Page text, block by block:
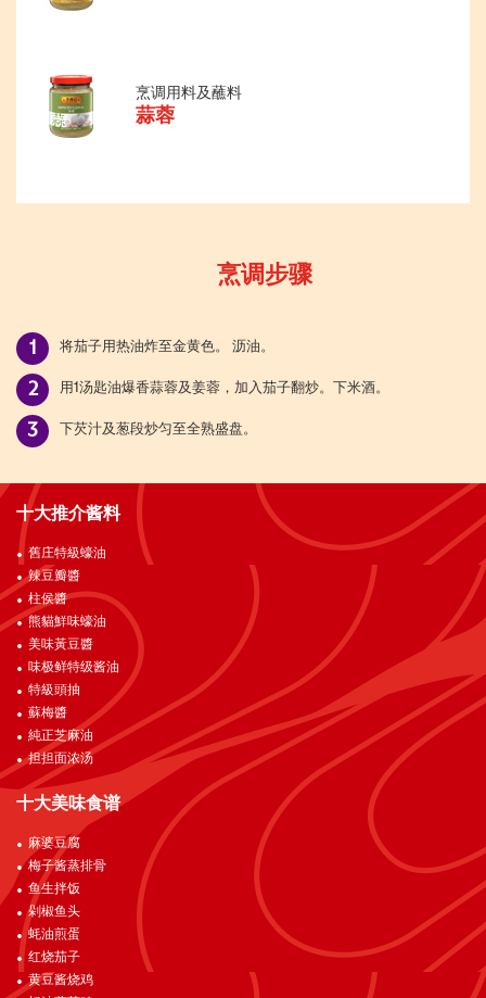
烹调用料及蘸料
蒜蓉
烹调步骤
将茄子用热油炸至金黄色。 沥油。
用1汤匙油爆香蒜蓉及姜蓉，加入茄子翻炒。下米酒。
下芡汁及葱段炒匀至全熟盛盘。
十大推介酱料
舊庄特級蠔油
辣豆瓣醬
柱侯醬
熊貓鮮味蠔油
美味黃豆醬
味极鲜特级酱油
特級頭抽
蘇梅醬
純正芝麻油
担担面浓汤
十大美味食谱
麻婆豆腐
梅子酱蒸排骨
鱼生拌饭
剁椒鱼头
蚝油煎蛋
红烧茄子
黄豆酱烧鸡